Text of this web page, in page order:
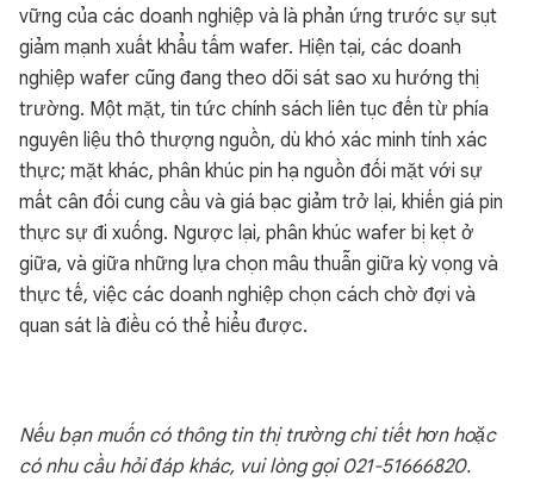
vững của các doanh nghiệp và là phản ứng trước sự sụt
giảm mạnh xuất khẩu tấm wafer. Hiện tại, các doanh
nghiệp wafer cũng đang theo dõi sát sao xu hướng thị
trường. Một mặt, tin tức chính sách liên tục đến từ phía
nguyên liệu thô thượng nguồn, dù khó xác minh tính xác
thực; mặt khác, phân khúc pin hạ nguồn đối mặt với sự
mất cân đối cung cầu và giá bạc giảm trở lại, khiến giá pin
thực sự đi xuống. Ngược lại, phân khúc wafer bị kẹt ở
giữa, và giữa những lựa chọn mâu thuẫn giữa kỳ vọng và
thực tế, việc các doanh nghiệp chọn cách chờ đợi và
quan sát là điều có thể hiểu được.
Nếu bạn muốn có thông tin thị trường chi tiết hơn hoặc
có nhu cầu hỏi đáp khác, vui lòng gọi 021-51666820.